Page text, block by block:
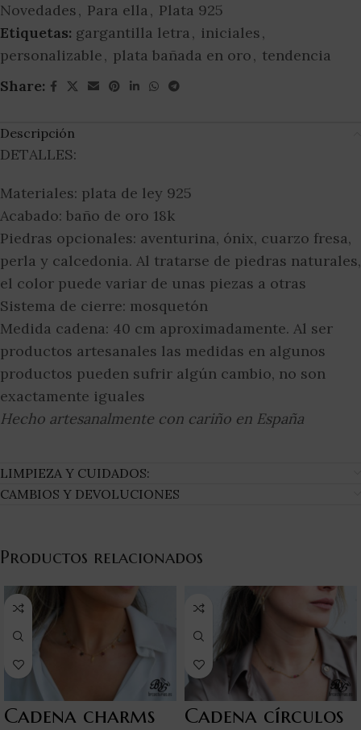
Novedades, Para ella, Plata 925
Etiquetas: gargantilla letra, iniciales,
personalizable, plata bañada en oro, tendencia
Share:
Descripción
DETALLES:
Materiales: plata de ley 925
Acabado: baño de oro 18k
Piedras opcionales: aventurina, ónix, cuarzo fresa,
perla y calcedonia. Al tratarse de piedras naturales,
el color puede variar de unas piezas a otras
Sistema de cierre: mosquetón
Medida cadena: 40 cm aproximadamente. Al ser
productos artesanales las medidas en algunos
productos pueden sufrir algún cambio, no son
exactamente iguales
Hecho artesanalmente con cariño en España
LIMPIEZA Y CUIDADOS:
CAMBIOS Y DEVOLUCIONES
Productos relacionados
Cadena charms
Cadena círculos